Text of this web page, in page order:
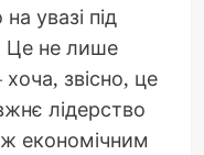
увазі під
Це не лише
звісно, це
лідерство
економічним